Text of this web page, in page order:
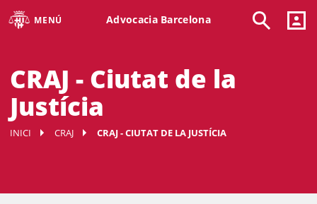
MENÚ Advocacia Barcelona
CRAJ - Ciutat de la
Justícia
INICI CRAJ CRAJ - CIUTAT DE LA JUSTÍCIA